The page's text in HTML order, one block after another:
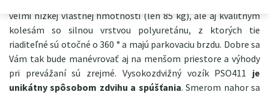
veľmi nízkej vlastnej hmotnosti (len 85 kg), ale aj kvalitným
kolesám so silnou vrstvou polyuretánu, z ktorých tie
riaditeľné sú otočné o 360 ° a majú parkovaciu brzdu. Dobre sa
Vám tak bude manévrovať aj na menšom priestore a výhody
pri prevážaní sú zrejmé. Vysokozdvižný vozík PSO411 je
unikátny spôsobom zdvihu a spúšťania. Smerom nahor sa